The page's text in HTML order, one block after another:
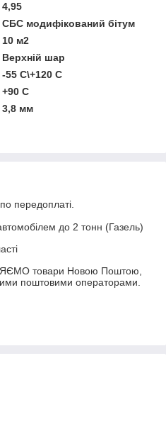
4,95
СБС модифікований бітум
10 м2
Верхній шар
-55 С\+120 С
+90 С
3,8 мм
передоплаті.
до 2 тонн (Газель)
товари Новою Поштою,
поштовими операторами.